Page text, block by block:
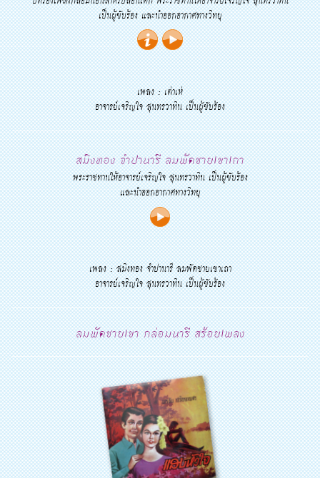
เป็นผู้ขับร้อง และนำออกอากาศทางวิทยุ
เพลง : เต่าเห่
อาจารย์เจริญใจ สุนทรวาทิน เป็นผู้ขับร้อง
สมิงทอง จำปานารี ลมพัดชายเขาเถา
พระราชทานให้อาจารย์เจริญใจ สุนทรวาทิน เป็นผู้ขับร้อง
และนำออกอากาศทางวิทยุ
เพลง : สมิงทอง จำปานารี ลมพัดชายเขาเถา
อาจารย์เจริญใจ สุนทรวาทิน เป็นผู้ขับร้อง
ลมพัดชายเขา กล่อมนารี สร้อยเพลง